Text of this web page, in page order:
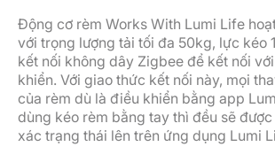
Động cơ rèm Works With Lumi Life
với trọng lượng tải tối đa 50kg, lực kéo
kết nối không dây Zigbee để kết nối
khiển. Với giao thức kết nối này, mọi
của rèm dù là điều khiển bằng app
dùng kéo rèm bằng tay thì đều sẽ
xác trạng thái lên trên ứng dụng Lumi